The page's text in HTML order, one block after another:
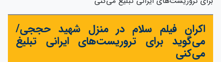
اکران فیلم سلام در منزل شهید حججی/
می‌گوید برای تروریست‌های ایرانی تبلیغ
می‌کنی